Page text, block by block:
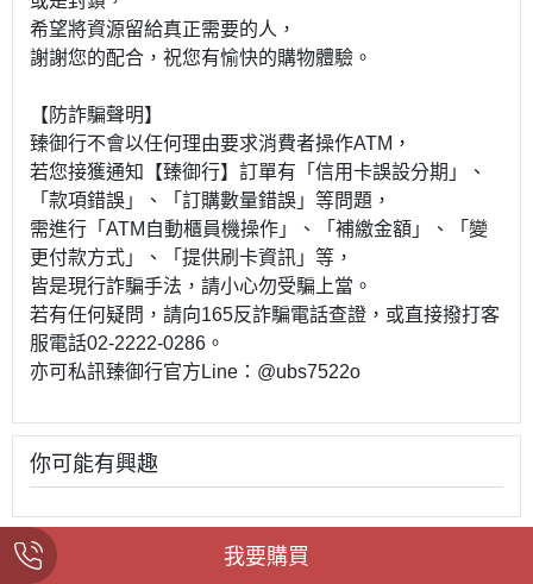
希望將資源留給真正需要的人，
謝謝您的配合，祝您有愉快的購物體驗。
【防詐騙聲明】
臻御行不會以任何理由要求消費者操作ATM，
若您接獲通知【臻御行】訂單有「信用卡誤設分期」、
「款項錯誤」、「訂購數量錯誤」等問題，
需進行「ATM自動櫃員機操作」、「補繳金額」、「變
更付款方式」、「提供刷卡資訊」等，
皆是現行詐騙手法，請小心勿受騙上當。
若有任何疑問，請向165反詐騙電話查證，或直接撥打客
服電話02-2222-0286。
亦可私訊臻御行官方Line：@ubs7522o
你可能有興趣
我要購買